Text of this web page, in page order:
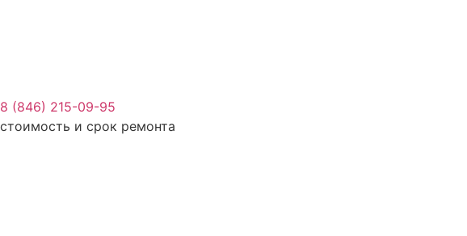
8 (846) 215-09-95
стоимость и срок ремонта